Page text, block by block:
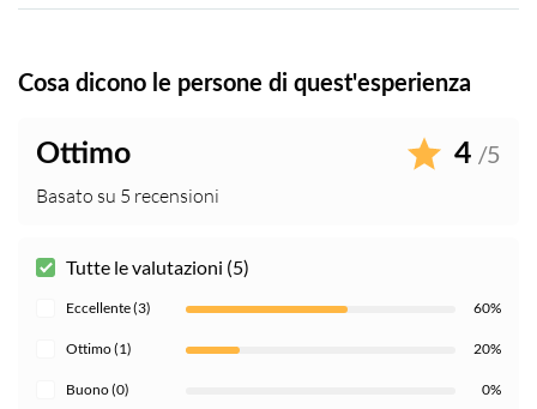
Porta con te del denaro extra per spese aggiuntive o
Guida di lingua inglese per tutte le nazionalità
A questa esperienza non può essere applicata la nostra
politica di cancellazione generale. Se desideri cancellare
dovrai farlo entro 24 ore per poter ricevere un rimborso
Cosa dicono le persone di quest'esperienza
Ottimo 4 /5
Basato su 5 recensioni
Tutte le valutazioni (5)
Eccellente (3) 60%
Ottimo (1) 20%
Buono (0) 0%